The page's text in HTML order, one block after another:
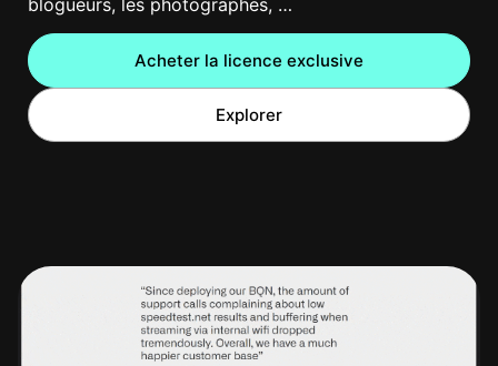
Acheter la licence exclusive
Explorer